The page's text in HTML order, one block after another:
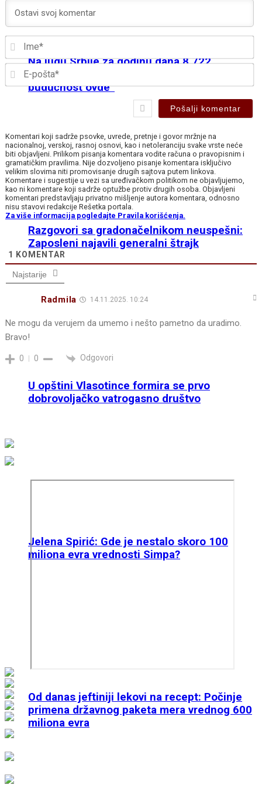
Na jugu Srbije za godinu dana 8.722
zaposlenih manje: „Mladi više ne vide
budućnost ovde“
Razgovori sa gradonačelnikom neuspešni:
Zaposleni najavili generalni štrajk
U opštini Vlasotince formira se prvo
dobrovoljačko vatrogasno društvo
Jelena Spirić: Gde je nestalo skoro 100
miliona evra vrednosti Simpa?
Od danas jeftiniji lekovi na recept: Počinje
primena državnog paketa mera vrednog 600
miliona evra
E-
Komentari koji sadrže psovke, uvrede, pretnje i govor mržnje na
nacionalnoj, verskoj, rasnoj osnovi, kao i netoleranciju svake vrste neće
biti objavljeni. Prilikom pisanja komentara vodite računa o pravopisnim i
gramatičkim pravilima. Nije dozvoljeno pisanje komentara isključivo
velikim slovima niti promovisanje drugih sajtova putem linkova.
Komentare i sugestije u vezi sa uređivačkom politikom ne objavljujemo,
kao ni komentare koji sadrže optužbe protiv drugih osoba. Objavljeni
komentari predstavljaju privatno mišljenje autora komentara, odnosno
nisu stavovi redakcije Rešetka portala.
Za više informacija pogledajte Pravila korišćenja.
1 KOMENTAR
Najstarije
Radmila 14.11.2025. 10:24
Ne mogu da verujem da umemo i nešto pametno da uradimo.
Bravo!
0 0 Odgovori